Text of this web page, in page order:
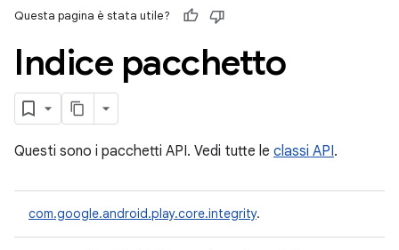
Questa pagina è stata utile?
Indice pacchetto
Questi sono i pacchetti API. Vedi tutte le classi API.
com.google.android.play.core.integrity.